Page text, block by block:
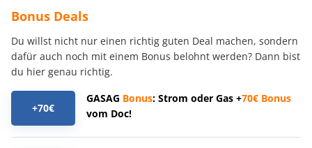
Bonus Deals
Du willst nicht nur einen richtig guten Deal machen, sondern
dafür auch noch mit einem Bonus belohnt werden? Dann bist
du hier genau richtig.
+70€
GASAG Bonus: Strom oder Gas +70€ Bonus
vom Doc!